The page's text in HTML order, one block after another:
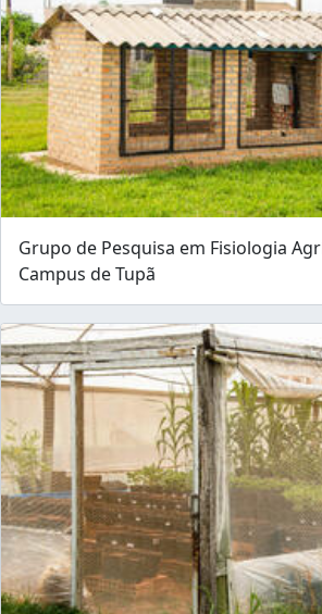
Grupo de Pesquisa em Fisiologia
Campus de Tupã